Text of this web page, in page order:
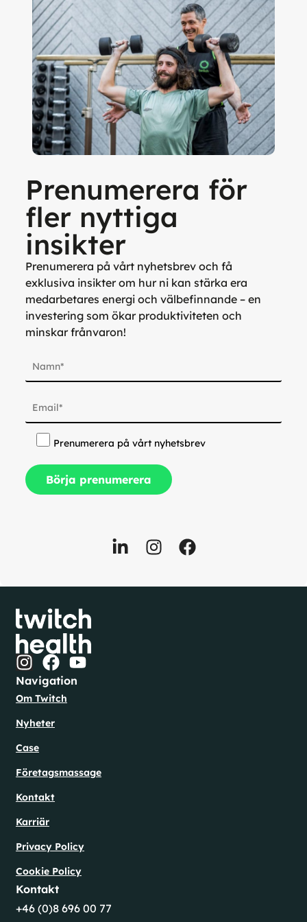
Prenumerera för
fler nyttiga
insikter
Prenumerera på vårt nyhetsbrev och få
exklusiva insikter om hur ni kan stärka era
medarbetares energi och välbefinnande – en
investering som ökar produktiviteten och
minskar frånvaron!
Prenumerera på vårt nyhetsbrev
Navigation
Om Twitch
Nyheter
Case
Företagsmassage
Kontakt
Karriär
Privacy Policy
Cookie Policy
Kontakt
+46 (0)8 696 00 77